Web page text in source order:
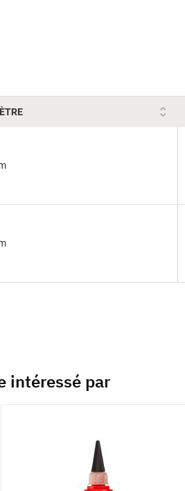
intéressé par